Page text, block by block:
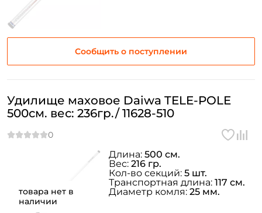
Сообщить о поступлении
товара нет в
наличии
Удилище маховое Daiwa TELE-POLE
500см. вес: 236гр./ 11628-510
Длина: 500 см.
Вес: 216 гр.
Кол-во секций: 5 шт.
Транспортная длина: 117 см.
Диаметр комля: 25 мм.